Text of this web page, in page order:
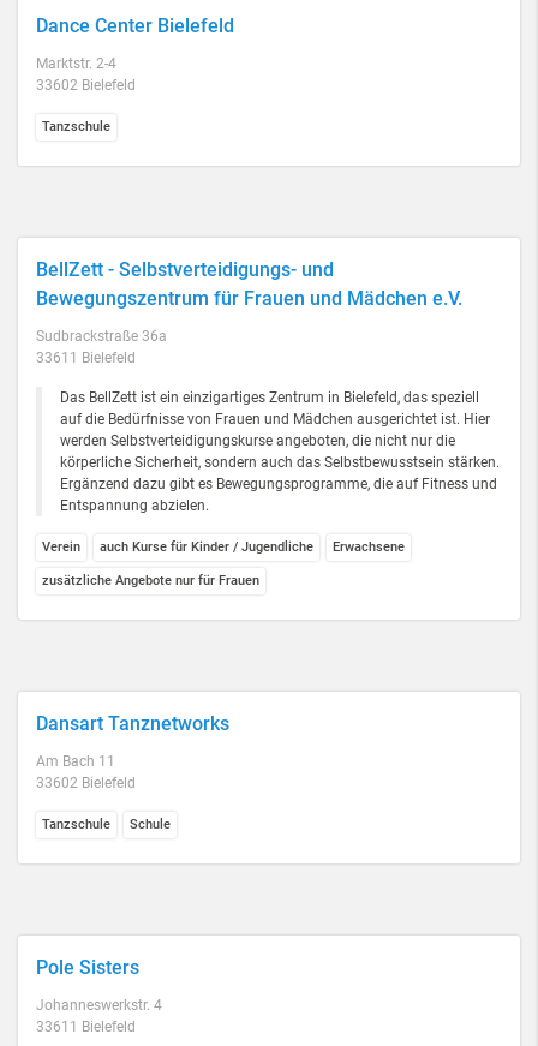
Dance Center Bielefeld
Marktstr. 2-4
33602 Bielefeld
Tanzschule
BellZett - Selbstverteidigungs- und
Bewegungszentrum für Frauen und Mädchen e.V.
Sudbrackstraße 36a
33611 Bielefeld
Das BellZett ist ein einzigartiges Zentrum in Bielefeld, das speziell
auf die Bedürfnisse von Frauen und Mädchen ausgerichtet ist. Hier
werden Selbstverteidigungskurse angeboten, die nicht nur die
körperliche Sicherheit, sondern auch das Selbstbewusstsein stärken.
Ergänzend dazu gibt es Bewegungsprogramme, die auf Fitness und
Entspannung abzielen.
Verein auch Kurse für Kinder / Jugendliche Erwachsene
zusätzliche Angebote nur für Frauen
Dansart Tanznetworks
Am Bach 11
33602 Bielefeld
Tanzschule Schule
Pole Sisters
Johanneswerkstr. 4
33611 Bielefeld